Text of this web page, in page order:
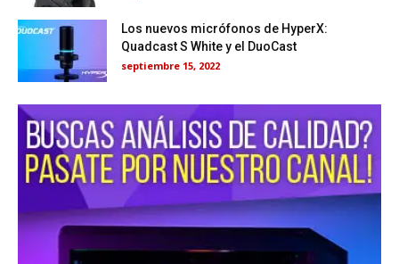
Los nuevos micrófonos de HyperX:
Quadcast S White y el DuoCast
septiembre 15, 2022